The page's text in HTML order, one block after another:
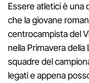
Essere atletici è una
che la giovane
centrocampista del
nella Primavera
squadre del
legati e appena